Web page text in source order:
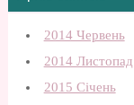
2014 Червень
2014 Листопад
2015 Січень